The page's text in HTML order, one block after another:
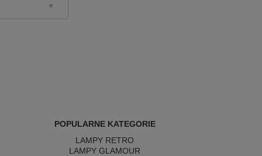
POPULARNE KATEGORIE
LAMPY RETRO
LAMPY GLAMOUR